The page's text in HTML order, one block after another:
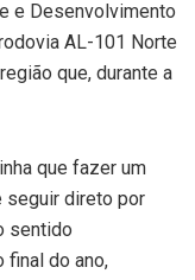
e Desenvolvimento
AL-101 Norte
que, durante a
que fazer um
seguir direto por
sentido
final do ano,